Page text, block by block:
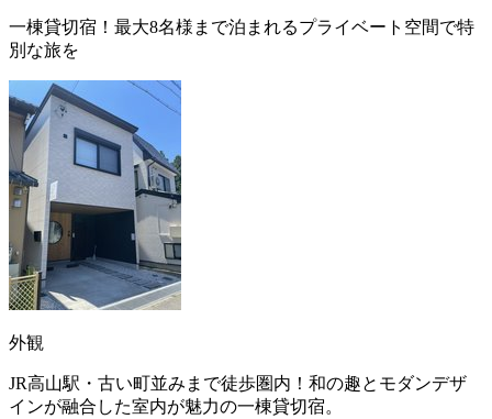
一棟貸切宿！最大8名様まで泊まれるプライベート空間で特
別な旅を
外観
JR高山駅・古い町並みまで徒歩圏内！和の趣とモダンデザ
インが融合した室内が魅力の一棟貸切宿。